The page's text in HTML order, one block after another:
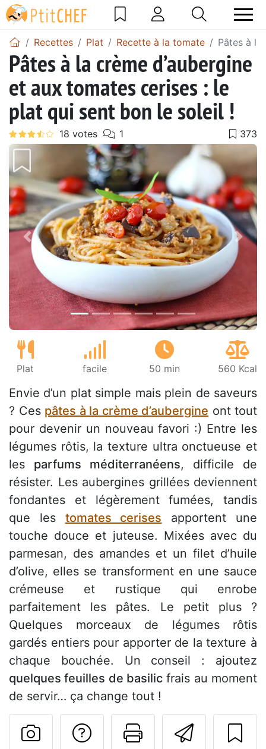
Recettes Plat Recette à la tomate Pâtes à la
Pâtes à la crème d’aubergine
et aux tomates cerises : le
plat qui sent bon le soleil !
Précédent
Plat facile 50 min 560 Kcal
Envie d’un plat simple mais plein de saveurs
? Ces pâtes à la crème d’aubergine ont tout
pour devenir un nouveau favori :) Entre les
légumes rôtis, la texture ultra onctueuse et
les parfums méditerranéens, difficile de
résister. Les aubergines grillées deviennent
fondantes et légèrement fumées, tandis
que les tomates cerises apportent une
touche douce et juteuse. Mixées avec du
parmesan, des amandes et un filet d’huile
d’olive, elles se transforment en une sauce
crémeuse et rustique qui enrobe
parfaitement les pâtes. Le petit plus ?
Quelques morceaux de légumes rôtis
gardés entiers pour apporter de la texture à
chaque bouchée. Un conseil : ajoutez
quelques feuilles de basilic frais au moment
de servir… ça change tout !
Imprimer
Poser une